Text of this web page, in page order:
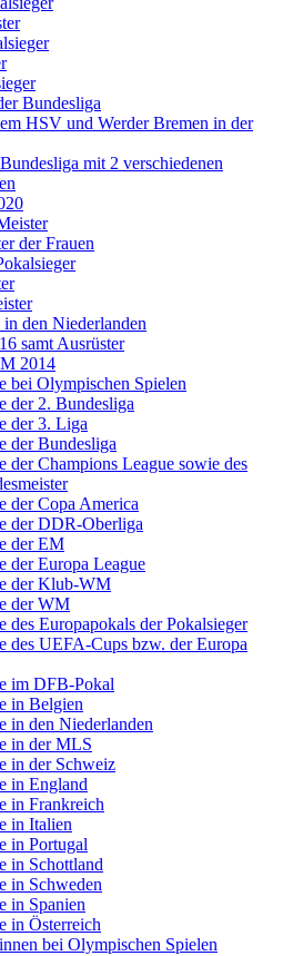
Bundesliga
HSV und Werder Bremen in der
mit 2 verschiedenen
der Frauen
in den Niederlanden
samt Ausrüster
2014
bei Olympischen Spielen
der 2. Bundesliga
der 3. Liga
der Bundesliga
der Champions League sowie des
der Copa America
der DDR-Oberliga
der EM
der Europa League
der Klub-WM
der WM
des Europapokals der Pokalsieger
des UEFA-Cups bzw. der Europa
im DFB-Pokal
in Belgien
in den Niederlanden
in der MLS
in der Schweiz
in England
in Frankreich
in Italien
in Portugal
in Schottland
in Schweden
in Spanien
in Österreich
bei Olympischen Spielen